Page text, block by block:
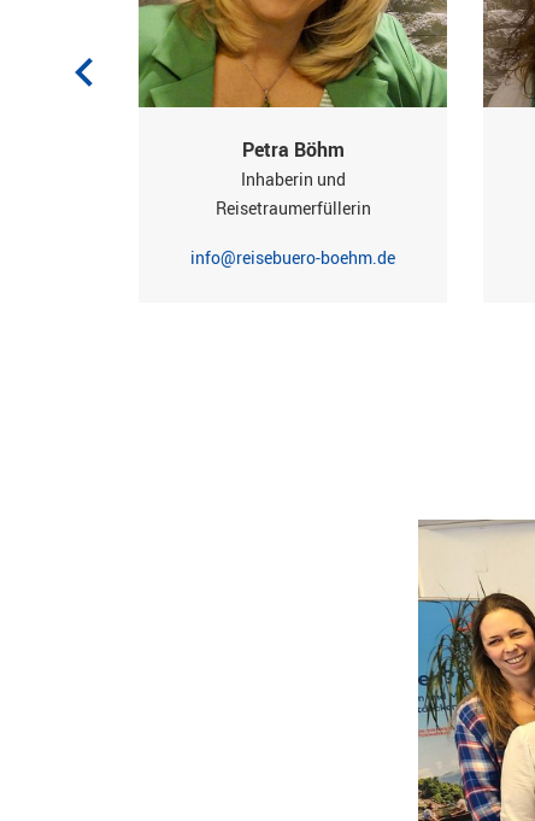
Petra Böhm
Inhaberin und
Reisetraumerfüllerin
info@reisebuero-boehm.de